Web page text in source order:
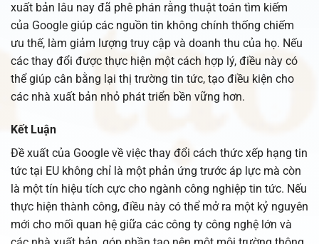
xuất bản lâu nay đã phê phán rằng thuật toán tìm kiếm
của Google giúp các nguồn tin không chính thống chiếm
ưu thế, làm giảm lượng truy cập và doanh thu của họ. Nếu
các thay đổi được thực hiện một cách hợp lý, điều này có
thể giúp cân bằng lại thị trường tin tức, tạo điều kiện cho
các nhà xuất bản nhỏ phát triển bền vững hơn.
Kết Luận
Đề xuất của Google về việc thay đổi cách thức xếp hạng tin
tức tại EU không chỉ là một phản ứng trước áp lực mà còn
là một tín hiệu tích cực cho ngành công nghiệp tin tức. Nếu
thực hiện thành công, điều này có thể mở ra một kỷ nguyên
mới cho mối quan hệ giữa các công ty công nghệ lớn và